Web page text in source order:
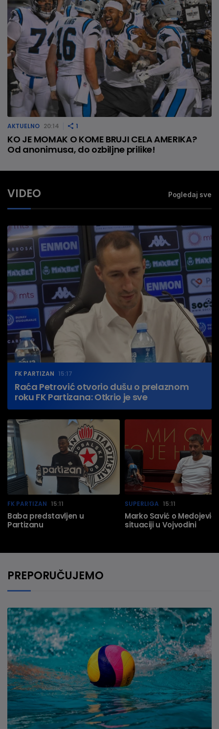
AKTUELNO 20:14 1
KO JE MOMAK O KOME BRUJI CELA AMERIKA?
Od anonimusa, do ozbiljne prilike!
VIDEO Pogledaj sve
FK PARTIZAN 15:17
Raća Petrović otvorio dušu o prelaznom
roku FK Partizana: Otkrio je sve
FK PARTIZAN 15:11
Baba predstavljen u
Partizanu
SUPERLIGA 15:11
Marko Savić o
situaciji u Vojvodini
PREPORUČUJEMO